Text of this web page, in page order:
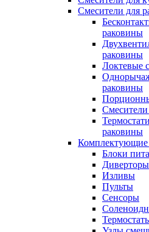
Смесители для
раковины
раковины
Локтевые
раковины
раковины
Комплектующие
Блоки
Диверторы
Изливы
Пульты
Сенсоры